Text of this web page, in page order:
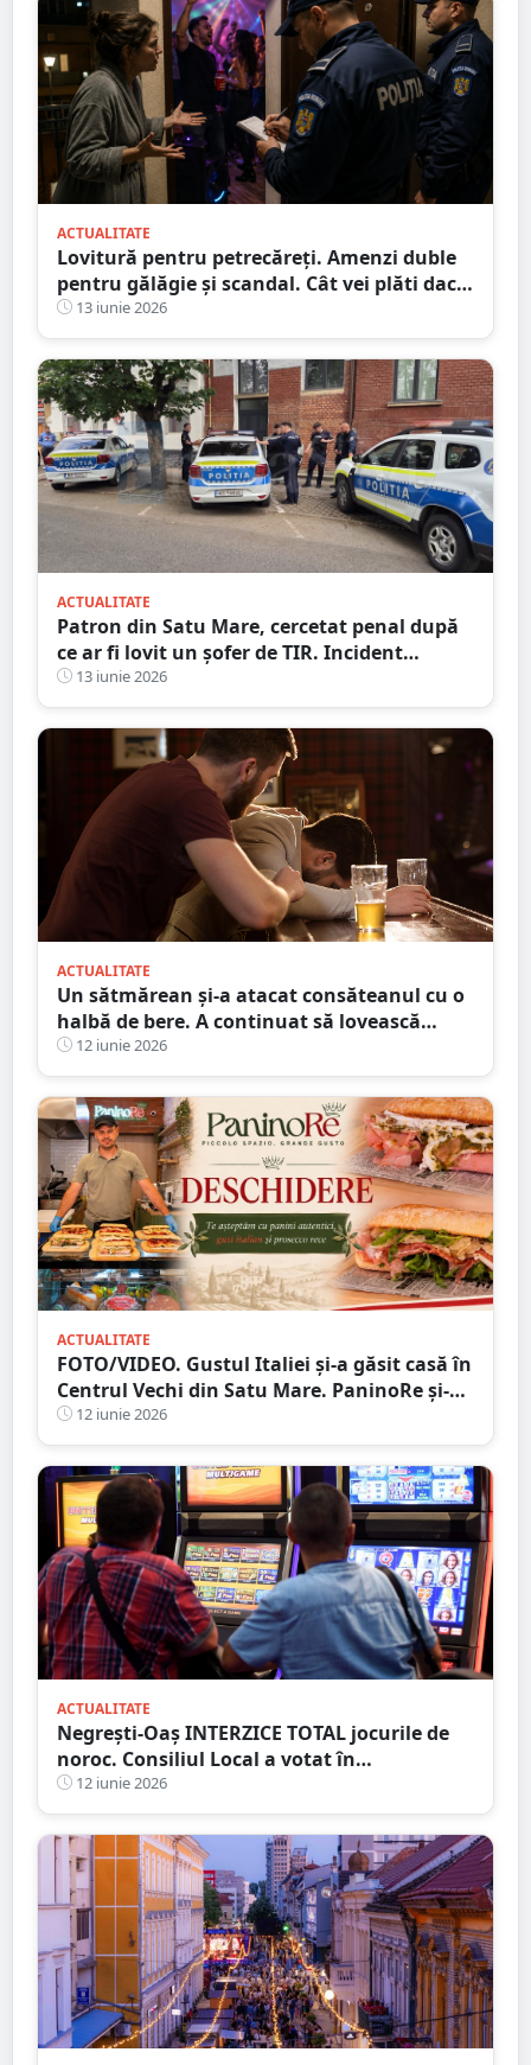
ACTUALITATE
Lovitură pentru petrecăreți. Amenzi duble
pentru gălăgie și scandal. Cât vei plăti dacă
îți deranjezi vecinii
13 iunie 2026
ACTUALITATE
Patron din Satu Mare, cercetat penal după
ce ar fi lovit un șofer de TIR. Incident
surprins de camerele de supraveghere
13 iunie 2026
ACTUALITATE
Un sătmărean și-a atacat consăteanul cu o
halbă de bere. A continuat să lovească
victima și după ce halba s-a spart
12 iunie 2026
ACTUALITATE
FOTO/VIDEO. Gustul Italiei și-a găsit casă în
Centrul Vechi din Satu Mare. PaninoRe și-a
deschis porțile
12 iunie 2026
ACTUALITATE
Negrești-Oaș INTERZICE TOTAL jocurile de
noroc. Consiliul Local a votat în
unanimitate interzicerea cazinourilor
12 iunie 2026